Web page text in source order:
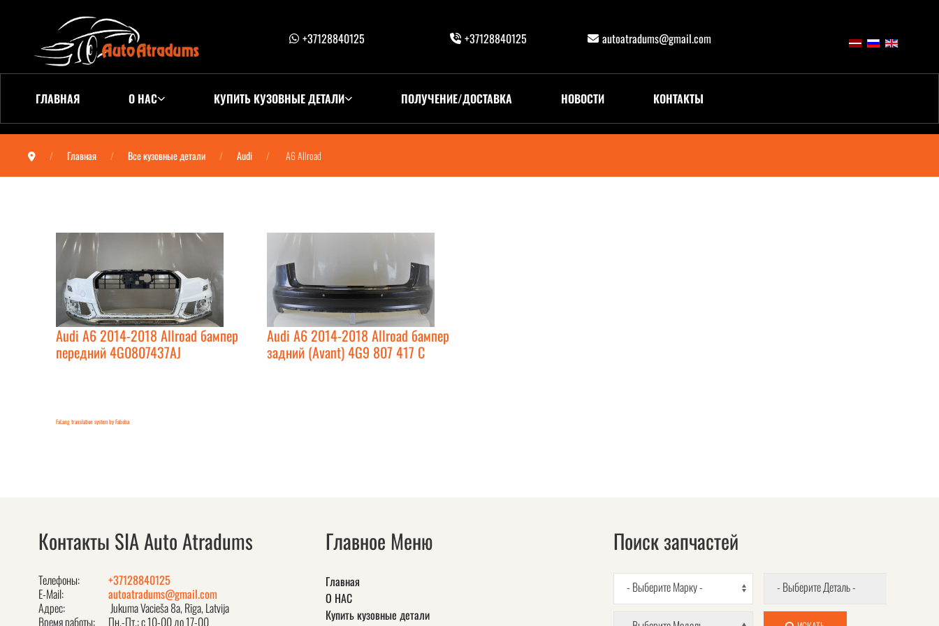
+37128840125 +37128840125 autoatradums@gmail.com
ГЛАВНАЯ О НАС КУПИТЬ КУЗОВНЫЕ ДЕТАЛИ ПОЛУЧЕНИЕ/ДОСТАВКА НОВОСТИ КОНТАКТЫ
Главная Все кузовные детали Audi A6 Allroad
Audi A6 2014-2018 Allroad бампер
передний 4G0807437AJ
Audi A6 2014-2018 Allroad бампер
задний (Avant) 4G9 807 417 C
FaLang translation system by Faboba
Контакты SIA Auto Atradums
Телефоны:
+37128840125
E-Mail:
autoatradums@gmail.com
Адрес:
Jukuma Vacieša 8a, Rīga, Latvija
Время работы:
Пн.-Пт.: с 10-00 до 17-00
Главное Меню
Главная
О НАС
Купить кузовные детали
Поиск запчастей
- Выберите Марку - - Выберите Деталь -